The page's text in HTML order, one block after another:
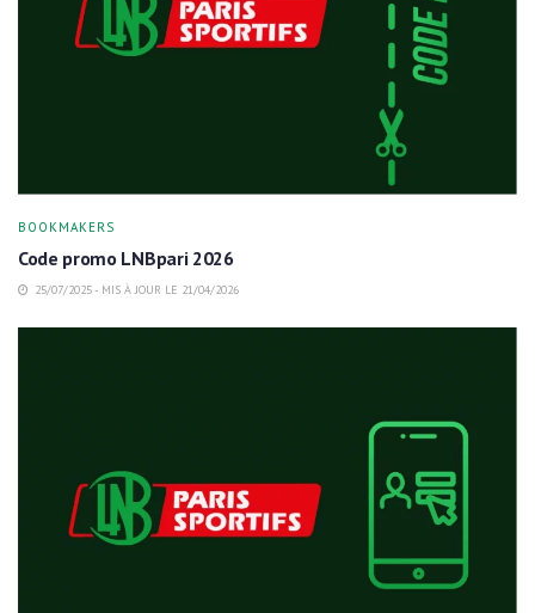
BOOKMAKERS
Code promo LNBpari 2026
25/07/2025 - MIS À JOUR LE 21/04/2026